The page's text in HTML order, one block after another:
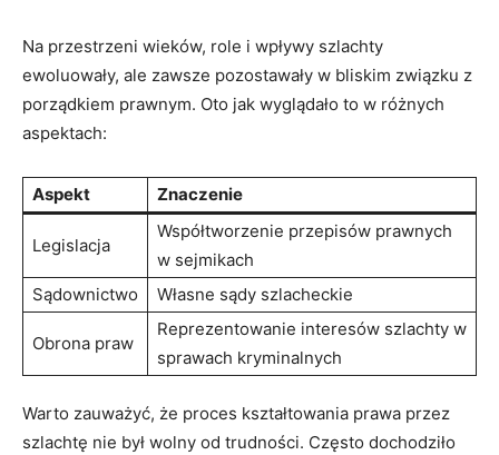
Na przestrzeni wieków, role i wpływy szlachty
ewoluowały, ale zawsze pozostawały w bliskim związku z
porządkiem prawnym. Oto jak wyglądało to w różnych
aspektach:
Aspekt Znaczenie
Legislacja
Współtworzenie przepisów prawnych
w sejmikach
Sądownictwo
Własne sądy szlacheckie
Obrona praw
Reprezentowanie interesów szlachty w
sprawach kryminalnych
Warto zauważyć, że proces kształtowania prawa przez
szlachtę nie był wolny od trudności. Często dochodziło